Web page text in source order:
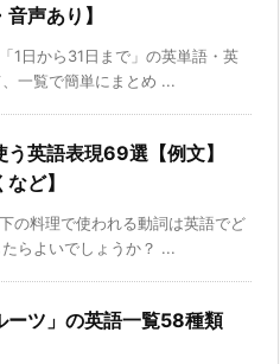
声あり】
1日から31日まで」の英単語・英
一覧で簡単にまとめ ...
う英語表現69選【例文】
ど】
の料理で使われる動詞は英語でど
らよいでしょうか？ ...
ーツ」の英語一覧58種類